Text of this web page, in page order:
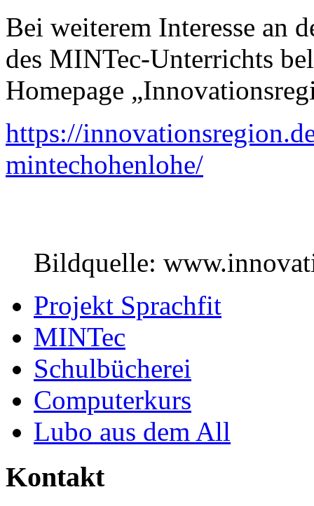
Bei weiterem Interesse an
des MINTec-Unterrichts
Homepage
https://
mintechohenlohe/
Bildquelle:
Projekt Sprachfit
MINTec
Schulbücherei
Computerkurs
Lubo aus dem All
Kontakt